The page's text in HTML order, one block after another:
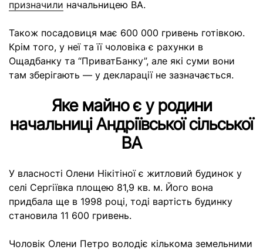
призначили начальницею ВА.
Також посадовиця має 600 000 гривень готівкою.
Крім того, у неї та її чоловіка є рахунки в
Ощадбанку та “ПриватБанку”, але які суми вони
там зберігають — у декларації не зазначається.
Яке майно є у родини
начальниці Андріївської сільської
ВА
У власності Олени Нікітіної є житловий будинок у
селі Сергіївка площею 81,9 кв. м. Його вона
придбала ще в 1998 році, тоді вартість будинку
становила 11 600 гривень.
Чоловік Олени Петро володіє кількома земельними